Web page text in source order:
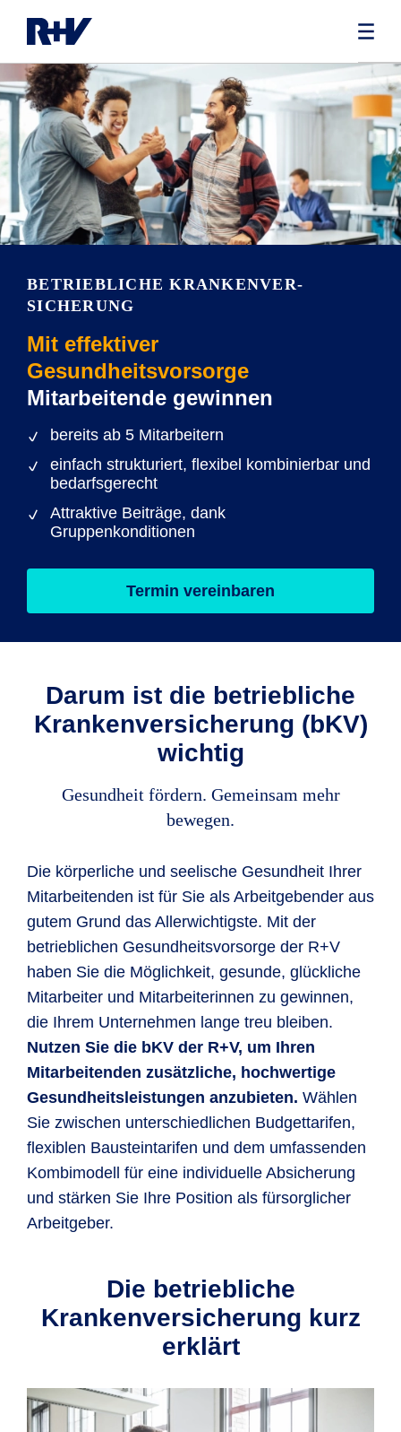
BETRIEBLICHE KRANKENVER­
SICHERUNG
Mit effektiver
Gesundheitsvorsorge
Mitarbeitende gewinnen
bereits ab 5 Mitarbeitern
einfach strukturiert, flexibel kombinierbar und
bedarfsgerecht
Attraktive Beiträge, dank
Gruppenkonditionen
Termin vereinbaren
Darum ist die betriebliche
Krankenversicherung (bKV)
wichtig
Gesundheit fördern. Gemeinsam mehr
bewegen.
Die körperliche und seelische Gesundheit Ihrer
Mitarbeitenden ist für Sie als Arbeitgebender aus
gutem Grund das Allerwichtigste. Mit der
betrieblichen Gesundheitsvorsorge der R+V
haben Sie die Möglichkeit, gesunde, glückliche
Mitarbeiter und Mitarbeiterinnen zu gewinnen,
die Ihrem Unternehmen lange treu bleiben.
Nutzen Sie die bKV der R+V, um Ihren
Mitarbeitenden zusätzliche, hochwertige
Gesundheitsleistungen anzubieten. Wählen
Sie zwischen unterschiedlichen Budgettarifen,
flexiblen Bausteintarifen und dem umfassenden
Kombimodell für eine individuelle Absicherung
und stärken Sie Ihre Position als fürsorglicher
Arbeitgeber.
Die betriebliche
Krankenversicherung kurz
erklärt